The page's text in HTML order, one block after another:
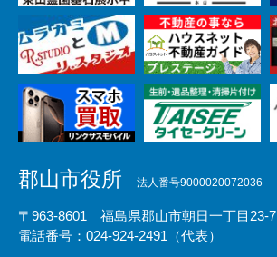
郡山市役所 法人番号9000020072036
〒963-8601 福島県郡山市朝日一丁目23-7
電話番号：024-924-2491（代表）